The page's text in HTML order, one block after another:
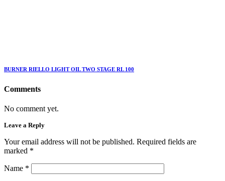
BURNER RIELLO LIGHT OIL TWO STAGE RL 100
Comments
No comment yet.
Leave a Reply
Your email address will not be published. Required fields are
marked *
Name *